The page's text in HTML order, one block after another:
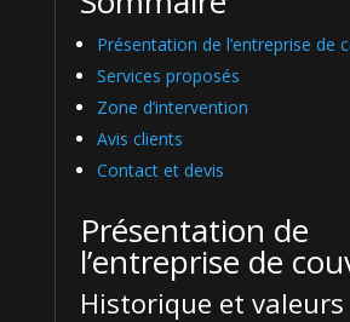
Présentation de l’entreprise de
Services proposés
Zone d’intervention
Avis clients
Contact et devis
Présentation de
l’entreprise de
Historique et valeurs